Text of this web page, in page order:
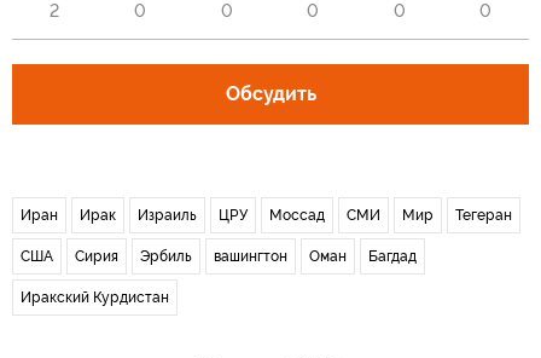
2 0 0 0 0 0
Обсудить
Иран Ирак Израиль ЦРУ Моссад СМИ Мир Тегеран
США Сирия Эрбиль вашингтон Оман Багдад
Иракский Курдистан